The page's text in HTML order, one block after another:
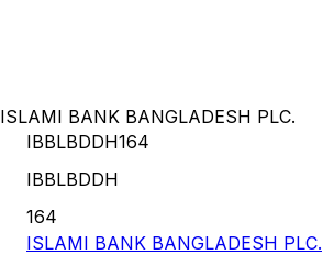
رمز SWIFT/BIC لـ ISLAMI BANK BANGLADESH PLC.
IBBLBDDH164
IBBLBDDH
164
ISLAMI BANK BANGLADESH PLC.